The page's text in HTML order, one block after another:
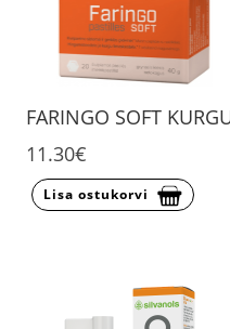
FARINGO SOFT
11.30€
Lisa ostukorvi